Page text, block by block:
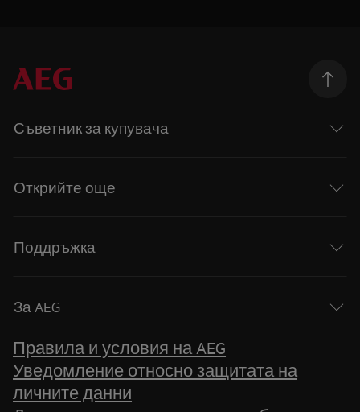
Съветник за купувача
Открийте още
Поддръжка
За AEG
Правила и условия на AEG
Уведомление относно защитата на
личните данни